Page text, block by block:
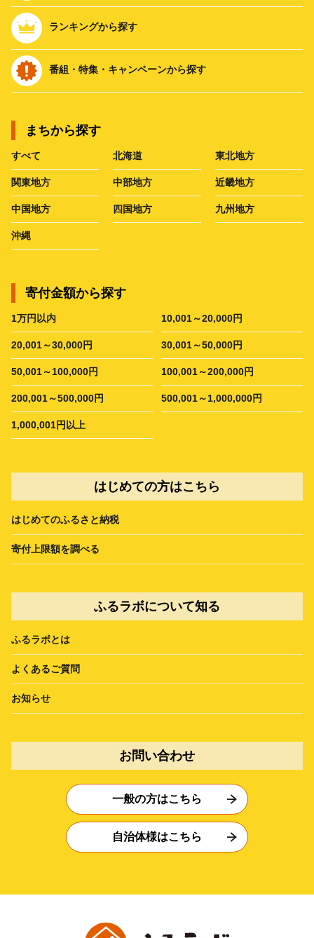
ランキングから探す
番組・特集・キャンペーンから探す
まちから探す
すべて 北海道 東北地方
関東地方 中部地方 近畿地方
中国地方 四国地方 九州地方
沖縄
寄付金額から探す
1万円以内 10,001～20,000円
20,001～30,000円 30,001～50,000円
50,001～100,000円 100,001～200,000円
200,001～500,000円 500,001～1,000,000円
1,000,001円以上
はじめての方はこちら
はじめてのふるさと納税
寄付上限額を調べる
ふるラボについて知る
ふるラボとは
よくあるご質問
お知らせ
お問い合わせ
一般の方はこちら
自治体様はこちら